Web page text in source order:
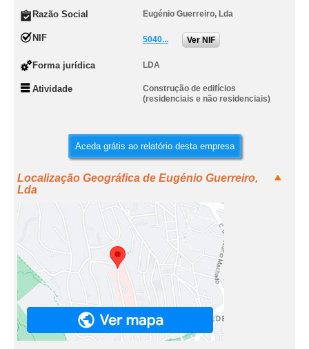
Razão Social Eugénio Guerreiro, Lda
NIF 5040... Ver NIF
Forma jurídica LDA
Atividade
Construção de edifícios
(residenciais e não residenciais)
Aceda grátis ao relatório desta empresa
Localização Geográfica de Eugénio Guerreiro,
Lda